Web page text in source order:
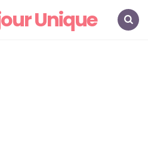
Unique